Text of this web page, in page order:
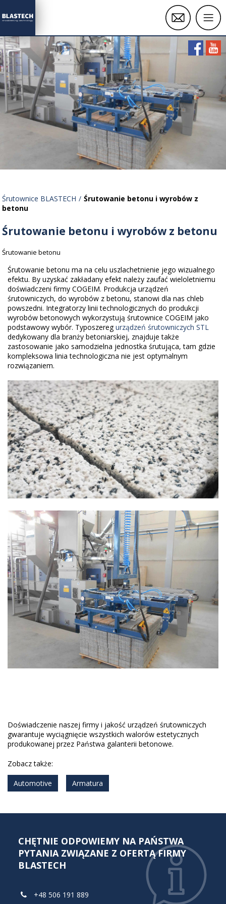
O NAS
SERWIS
KONTAKT
ŚRUTOWNICE WIRNIKOWE
Śrutownice zawieszkowe
Śrutownice bębnowe
Śrutownice specjalistyczne
KOMORY ŚRUTOWNICZE
PIASKARKI DO PIASKOWANIA
KOMPRESORY
Kompresory RS - Direkt
Kompresory bezolejowe
Doprężacze RS-M
Przygotowanie powierzchni
Transport technologiczny
ZASTOSOWANIE
Śrutownice BLASTECH
Śrutowanie betonu i wyrobów z
betonu
Śrutowanie betonu i wyrobów z betonu
Śrutowanie betonu
Śrutowanie betonu ma na celu uszlachetnienie jego wizualnego
efektu. By uzyskać zakładany efekt należy zaufać wieloletniemu
doświadczeni firmy COGEIM. Produkcja urządzeń
śrutowniczych, do wyrobów z betonu, stanowi dla nas chleb
powszedni. Integratorzy linii technologicznych do produkcji
wyrobów betonowych wykorzystują śrutownice COGEIM jako
podstawowy wybór. Typoszeregurządzeń śrutowniczych STL
dedykowany dla branży betoniarskiej, znajduje także
zastosowanie jako samodzielna jednostka śrutująca, tam gdzie
kompleksowa linia technologiczna nie jest optymalnym
rozwiązaniem.
Doświadczenie naszej firmy i jakość urządzeń śrutowniczych
gwarantuje wyciągnięcie wszystkich walorów estetycznych
produkowanej przez Państwa galanterii betonowe.
Zobacz także:
Automotive Armatura
CHĘTNIE ODPOWIEMY NA PAŃSTWA
PYTANIA ZWIĄZANE Z OFERTĄ FIRMY
BLASTECH
+48 506 191 889